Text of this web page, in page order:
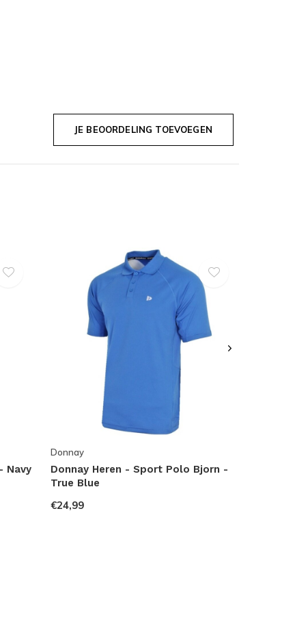
JE BEOORDELING TOEVOEGEN
Navy
Donnay
Donnay Heren - Sport Polo Bjorn -
True Blue
€24,99